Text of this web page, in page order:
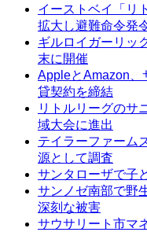
イーストベイ「リ
拡大し避難命令発
ギルロイガーリッ
末に開催
AppleとAmazon、
貸契約を締結
リトルリーグのサ
域大会に進出
テイラーファーム
源として調査
サンタローザで子
サンノゼ南部で野
深刻な被害
サウサリート市マ